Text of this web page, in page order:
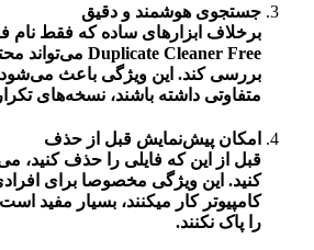
جستجوی هوشمند و دقیق
برخلاف ابزارهای ساده که فقط نام
Duplicate Cleaner Free می‌تواند
بررسی کند. این ویژگی باعث می‌شود
متفاوتی داشته باشند، نسخه‌های
امکان پیش‌نمایش قبل از حذف
قبل از این که فایلی را حذف کنید،
کنید. این ویژگی مخصوصا برای
کامپیوتر کار میکنند، بسیار مفید
را پاک نکنند.